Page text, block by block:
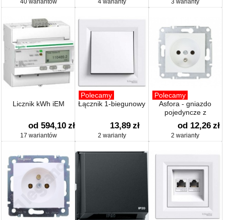
Licznik kWh iEM
od 594,10 zł
17 wariantów
Polecamy
Łącznik 1-biegunowy
13,89 zł
2 warianty
Polecamy
Asfora - gniazdo
pojedyncze z
uziemieniem
od 12,26 zł
2 warianty